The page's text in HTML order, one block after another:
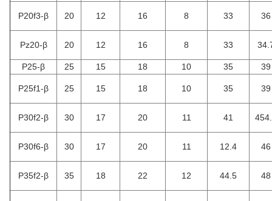
P20f3-β 20 12 16 8 33 36
Pz20-β 20 12 16 8 33
P25-β 25 15 18 10 35 39
P25f1-β 25 15 18 10 35 39
P30f2-β 30 17 20 11 41
P30f6-β 30 17 20 11 12.4 46
P35f2-β 35 18 22 12 44.5 48